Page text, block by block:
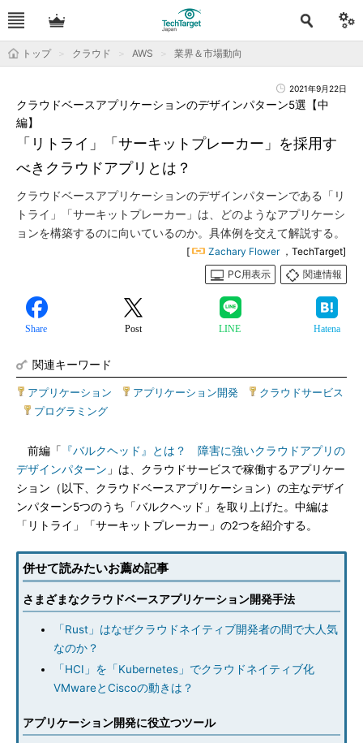
トップ クラウド AWS 業界＆市場動向
2021年9月22日
「リトライ」「サーキットプレーカー」を採用す
べきクラウドアプリとは？
クラウドベースアプリケーションのデザインパターン5選【中
編】
クラウドベースアプリケーションのデザインパターンである「リ
トライ」「サーキットプレーカー」は、どのようなアプリケーシ
ョンを構築するのに向いているのか。具体例を交えて解説する。
[ Zachary Flower ，TechTarget]
PC用表示
関連情報
Share Post LINE Hatena
関連キーワード
アプリケーション アプリケーション開発
クラウドサービス
プログラミング
前編「
『バルクヘッド』とは？ 障害に強いクラウドアプリの
デザインパターン 」は、クラウドサービスで稼働するアプリケー
ション（以下、クラウドベースアプリケーション）の主なデザイ
ンパターン5つのうち「バルクヘッド」を取り上げた。中編は
「リトライ」「サーキットプレーカー」の2つを紹介する。
併せて読みたいお薦め記事
さまざまなクラウドベースアプリケーション開発手法
「Rust」はなぜクラウドネイティブ開発者の間で大人気
なのか？
「HCI」を「Kubernetes」でクラウドネイティブ化
VMwareとCiscoの動きは？
アプリケーション開発に役立つツール